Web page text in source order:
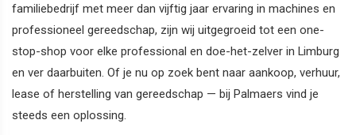
familiebedrijf met meer dan vijftig jaar ervaring in machines en
professioneel gereedschap, zijn wij uitgegroeid tot een one-
stop-shop voor elke professional en doe-het-zelver in Limburg
en ver daarbuiten. Of je nu op zoek bent naar aankoop, verhuur,
lease of herstelling van gereedschap — bij Palmaers vind je
steeds een oplossing.